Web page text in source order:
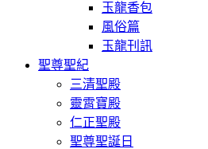
玉龍香包
風俗篇
玉龍刊訊
聖尊聖紀
三清聖殿
靈霄寶殿
仁正聖殿
聖尊聖誕日